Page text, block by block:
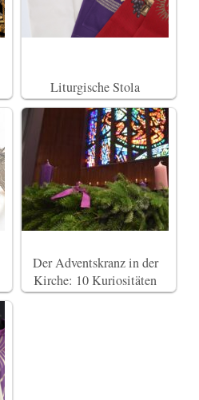
Liturgische Stola
Der Adventskranz in der
Kirche: 10 Kuriositäten